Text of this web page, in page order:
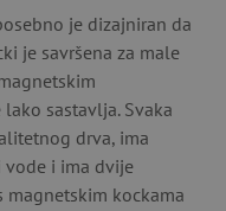
je dizajniran da
je savršena za male
sastavlja. Svaka
drva, ima
vode i ima dvije
magnetskim kockama